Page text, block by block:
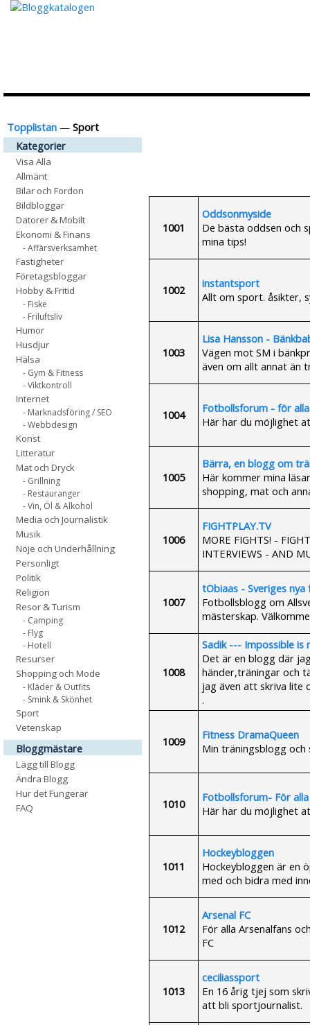
Topplistan — Sport
Kategorier
Visa Alla
Allmänt
Bilar och Fordon
Bildbloggar
Datorer & Mobilt
Ekonomi & Finans
- Affärsverksamhet
Fastigheter
Företagsbloggar
Hobby & Fritid
- Fiske
- Friluftsliv
Humor
Husdjur
Hälsa
- Gym & Fitness
- Viktkontroll
Internet
- Marknadsföring / SEO
- Webbdesign
Konst
Litteratur
Mat och Dryck
- Grillning
- Restauranger
- Vin, Öl & Alkohol
Media och Journalistik
Musik
Nöje och Underhållning
Personligt
Politik
Religion
Resor & Turism
- Camping
- Flyg
- Hotell
Resurser
Shopping och Mode
- Kläder & Outfits
- Smink & Skönhet
Sport
Vetenskap
Bloggmästare
Lägg till Blogg
Ändra Blogg
Hur det Fungerar
FAQ
1001
Oddsonmyside
De bästa oddsen och
mina tips!
1002
instantsport
Allt om sport. åsikter,
1003
Lisa Hansson -
Vägen mot SM i
även om allt annat än
1004
Fotbollsforum - för
Här har du möjlighet
1005
Bärra, en blogg om
Här kommer mina
shopping, mat och
1006
FIGHTPLAY.TV
MORE FIGHTS! -
INTERVIEWS - AND
1007
tObiaas - Sveriges
Fotbollsblogg om
mästerskap.
1008
Sadik --- Impossible is
Det är en blogg där
händer,träningar och
jag även att skriva lite
.
1009
Fitness DramaQueen
Min träningsblogg
1010
Fotbollsforum- För
Här har du möjlighet
1011
Hockeybloggen
Hockeybloggen är en
med och bidra med
1012
Arsenal FC
För alla Arsenalfans
FC
1013
ceciliassport
En 16 årig tjej som
att bli sportjournalist.